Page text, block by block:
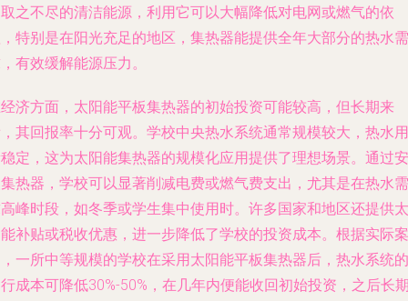
之不尽的清洁能源，利用它可以大幅降低对电网或燃气的依
特别是在阳光充足的地区，集热器能提供全年大部分的热水需
有效缓解能源压力。
济方面，太阳能平板集热器的初始投资可能较高，但长期来
其回报率十分可观。学校中央热水系统通常规模较大，热水用
定，这为太阳能集热器的规模化应用提供了理想场景。通过安
热器，学校可以显著削减电费或燃气费支出，尤其是在热水需
峰时段，如冬季或学生集中使用时。许多国家和地区还提供太
补贴或税收优惠，进一步降低了学校的投资成本。根据实际案
一所中等规模的学校在采用太阳能平板集热器后，热水系统的
成本可降低30%-50%，在几年内便能收回初始投资，之后长